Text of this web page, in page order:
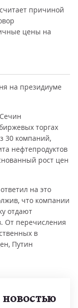
причиной
цены на
на президиуме
торгах
30 компаний,
нефтепродуктов
рост цен
на это
что компании
отдают
От перечисления
в
Путин
новостью